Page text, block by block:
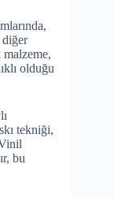
diğer
olduğu
tekniği,
bu